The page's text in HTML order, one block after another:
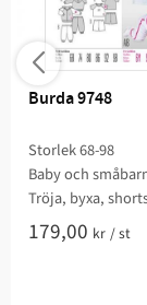
Burda 9748
Storlek 68-98
Baby och
Tröja, byxa,
179,00 kr /st